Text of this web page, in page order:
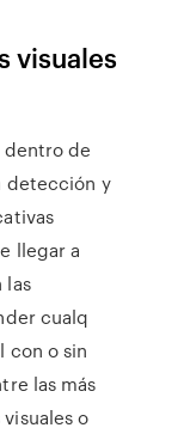
visuales
dentro de
detección y
llegar a
las
cualq
con o sin
las más
o